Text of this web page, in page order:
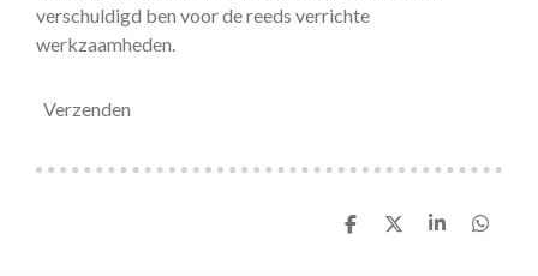
verschuldigd ben voor de reeds verrichte
werkzaamheden.
Verzenden
D
D
S
D